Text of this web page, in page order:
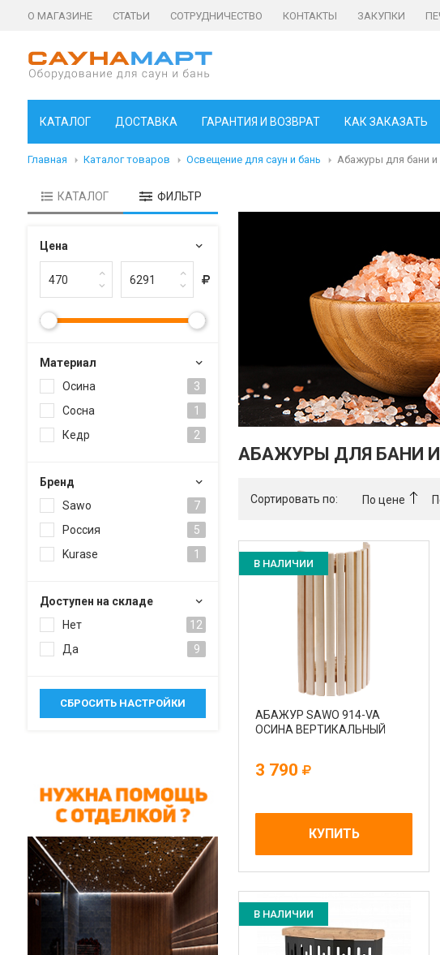
О МАГАЗИНЕ СТАТЬИ СОТРУДНИЧЕСТВО КОНТАКТЫ ЗАКУПКИ
КАТАЛОГ ДОСТАВКА ГАРАНТИЯ И ВОЗВРАТ КАК ЗАКАЗАТЬ
Главная Каталог товаров Освещение для саун и бань Абажуры для бани и
КАТАЛОГ ФИЛЬТР
Цена
Материал
Осина
3
Сосна
1
Кедр
2
Брeнд
Sawo
7
Россия
5
Kurase
1
Доступен на складе
Нет
12
Да
9
АБАЖУРЫ ДЛЯ БАНИ
Сортировать по: По цене
В НАЛИЧИИ
АБАЖУР SAWO 914-VA
ОСИНА ВЕРТИКАЛЬНЫЙ
3 790
КУПИТЬ
В НАЛИЧИИ